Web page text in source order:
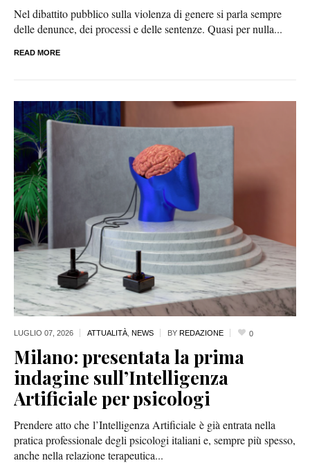
Nel dibattito pubblico sulla violenza di genere si parla sempre
delle denunce, dei processi e delle sentenze. Quasi per nulla...
READ MORE
LUGLIO 07, 2026 ATTUALITÀ NEWS BY REDAZIONE 0
Milano: presentata la prima
indagine sull’Intelligenza
Artificiale per psicologi
Prendere atto che l’Intelligenza Artificiale è già entrata nella
pratica professionale degli psicologi italiani e, sempre più spesso,
anche nella relazione terapeutica...